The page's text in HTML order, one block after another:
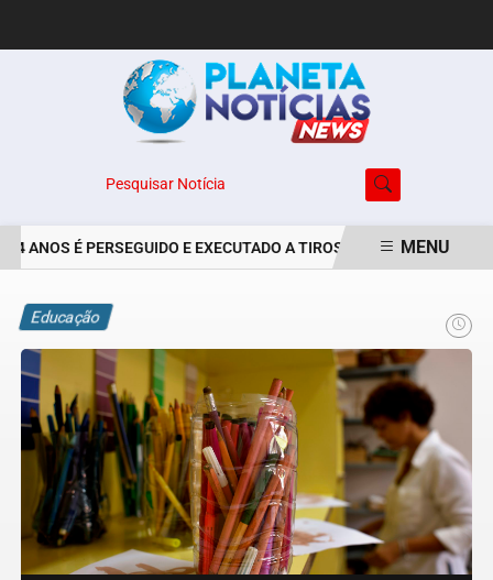
Pesquisar Notícia
ANOS É PERSEGUIDO E EXECUTADO A TIROS NO BAIRRO JARDIM
MENU
Educação